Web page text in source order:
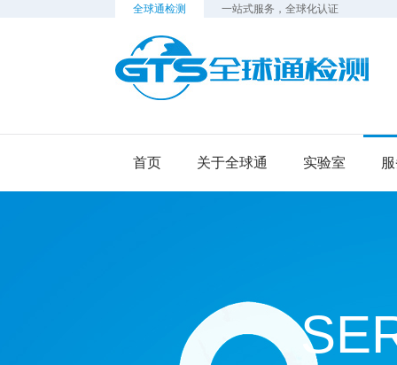
全球通检测 一站式服务，全球化认证
首页 关于全球通 实验室